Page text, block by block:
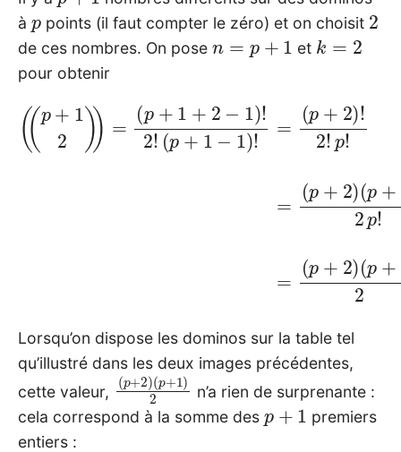
à
p
points (il faut compter le zéro) et on choisit
2
de ces nombres. On pose
n =p+1
et
k=2
pour obtenir
( p+1 =(p + 1+ 2 −1 2!(p −1 ! =
p+2 ) 2!p p+2 ) p + )p p!= +2) (p +1)
Lorsqu’on dispose les dominos sur la table tel
qu’illustré dans les deux images précédentes,
cette valeur,
(p+2)
(p+1)2
n’a rien de surprenante :
cela correspond à la somme des
p +1
premiers
entiers :